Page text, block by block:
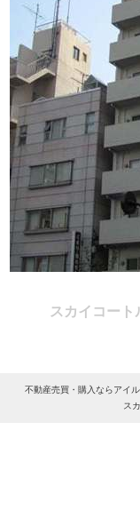
スカイコー
不動産売買・購入ならアイ
ス